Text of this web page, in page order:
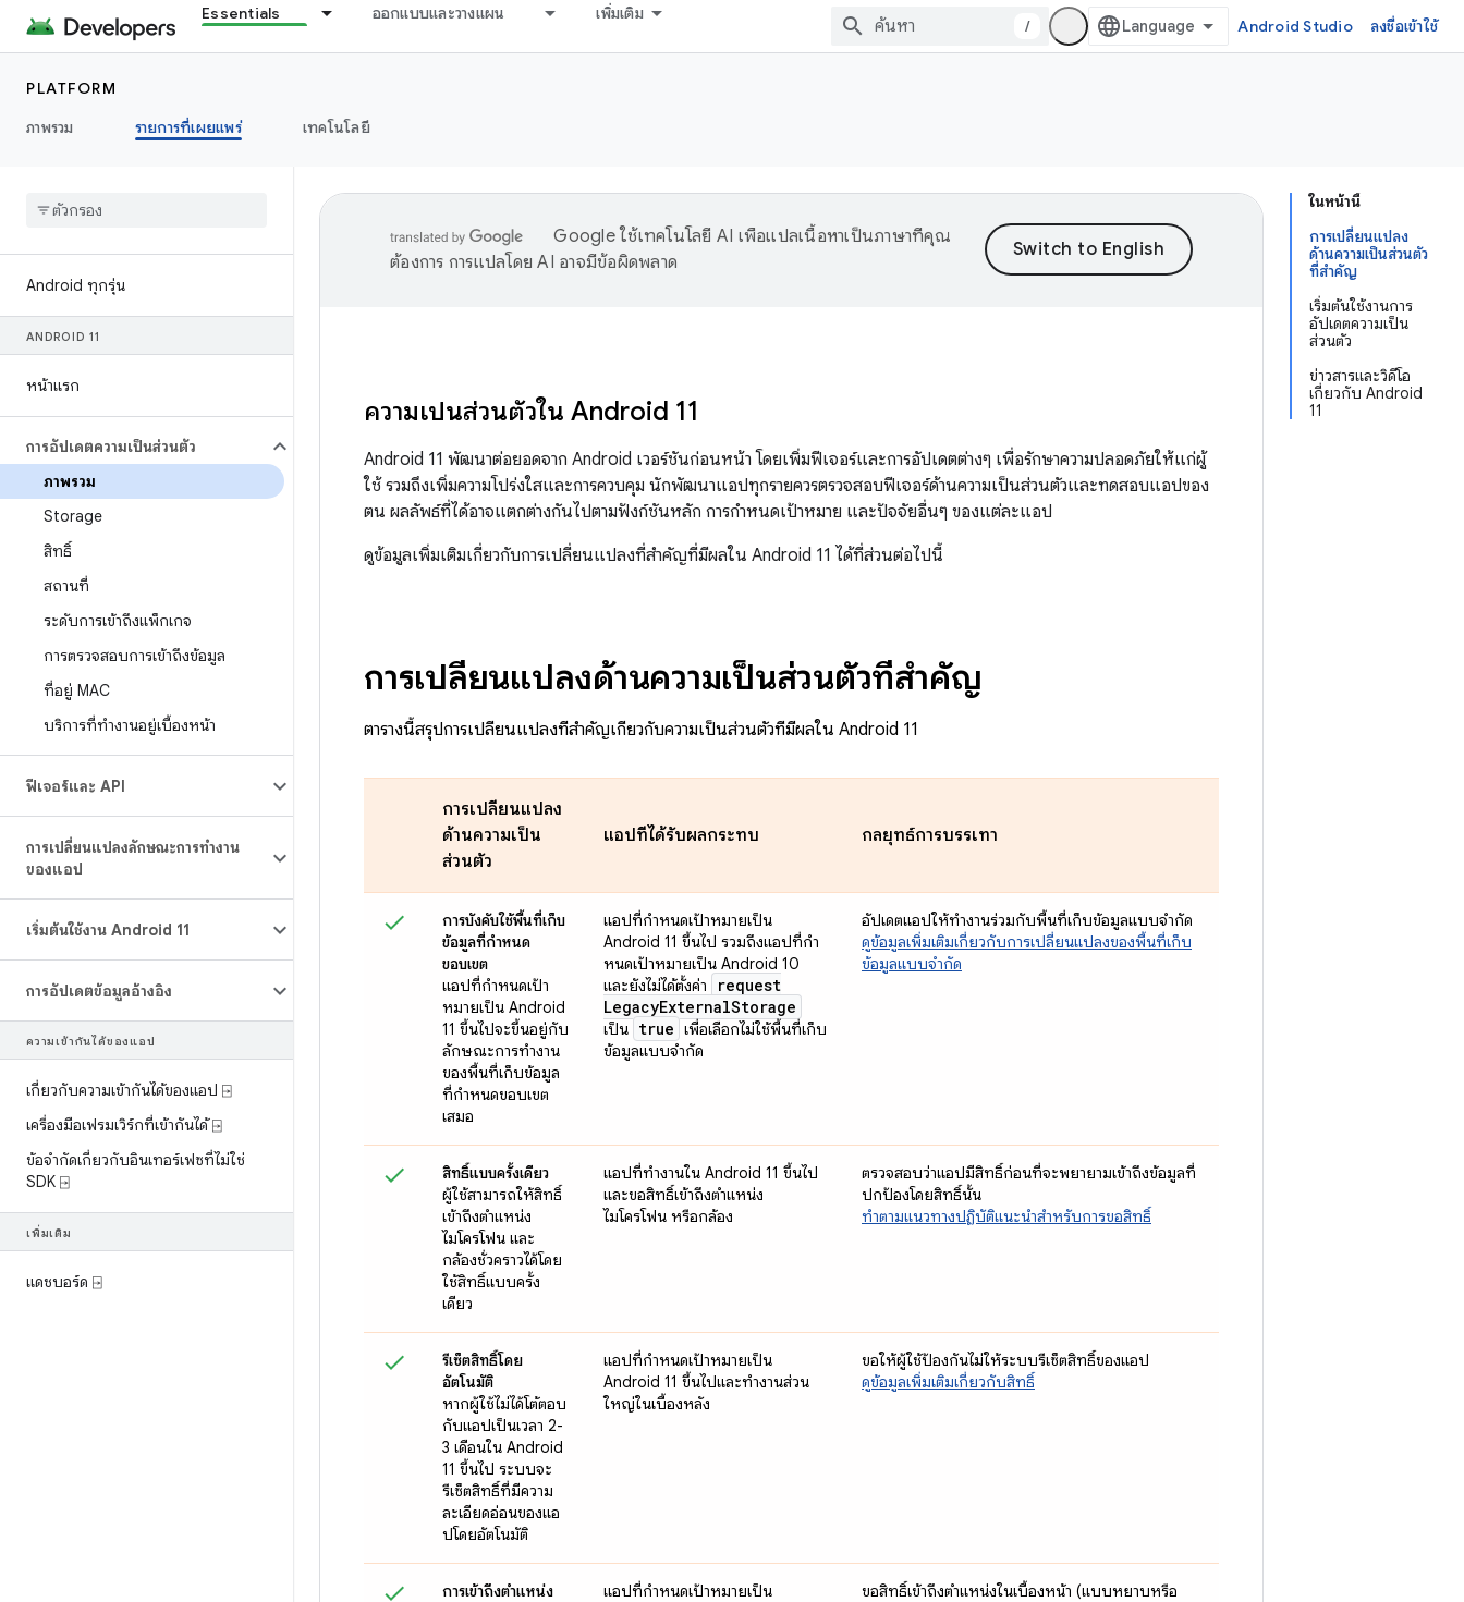
Essentials ออกแบบและวางแผน เพิ่มเติม
/ Android Studio ลงชื่อเข้าใช้
PLATFORM
ภาพรวม
รายการที่เผยแพร่ เทคโนโลยี
Android ทุกรุ่น
ANDROID 11
หน้าแรก
การอัปเดตความเป็นส่วนตัว
ภาพรวม
Storage
สิทธิ์
สถานที่
ระดับการเข้าถึงแพ็กเกจ
การตรวจสอบการเข้าถึงข้อมูล
ที่อยู่ MAC
บริการที่ทำงานอยู่เบื้องหน้า
ฟีเจอร์และ API
การเปลี่ยนแปลงลักษณะการทํางาน
ของแอป
เริ่มต้นใช้งาน Android 11
การอัปเดตข้อมูลอ้างอิง
ความเข้ากันได้ของแอป
เกี่ยวกับความเข้ากันได้ของแอป ⍈
เครื่องมือเฟรมเวิร์กที่เข้ากันได้ ⍈
ข้อจำกัดเกี่ยวกับอินเทอร์เฟซที่ไม่ใช่
SDK ⍈
เพิ่มเติม
แดชบอร์ด ⍈
ในหน้านี้
การเปลี่ยนแปลง
ด้านความเป็นส่วนตัว
ที่สำคัญ
เริ่มต้นใช้งานการ
อัปเดตความเป็น
ส่วนตัว
ข่าวสารและวิดีโอ
เกี่ยวกับ Android
11
Google ใช้เทคโนโลยี AI เพื่อแปลเนื้อหาเป็นภาษาที่คุณ
ต้องการ การแปลโดย AI อาจมีข้อผิดพลาด
ความเป็นส่วนตัวใน Android 11
Android 11 พัฒนาต่อยอดจาก Android เวอร์ชันก่อนหน้า โดยเพิ่มฟีเจอร์และการอัปเดตต่างๆ เพื่อรักษาความปลอดภัยให้แก่ผู้
ใช้ รวมถึงเพิ่มความโปร่งใสและการควบคุม นักพัฒนาแอปทุกรายควรตรวจสอบฟีเจอร์ด้านความเป็นส่วนตัวและทดสอบแอปของ
ตน ผลลัพธ์ที่ได้อาจแตกต่างกันไปตามฟังก์ชันหลัก การกำหนดเป้าหมาย และปัจจัยอื่นๆ ของแต่ละแอป
ดูข้อมูลเพิ่มเติมเกี่ยวกับการเปลี่ยนแปลงที่สำคัญที่มีผลใน Android 11 ได้ที่ส่วนต่อไปนี้
การเปลี่ยนแปลงด้านความเป็นส่วนตัวที่สำคัญ
ตารางนี้สรุปการเปลี่ยนแปลงที่สำคัญเกี่ยวกับความเป็นส่วนตัวที่มีผลใน Android 11
การเปลี่ยนแปลง
ด้านความเป็น
ส่วนตัว
แอปที่ได้รับผลกระทบ กลยุทธ์การบรรเทา
การบังคับใช้พื้นที่เก็บ
ข้อมูลที่กำหนด
ขอบเขต
แอปที่กำหนดเป้า
หมายเป็น Android
11 ขึ้นไปจะขึ้นอยู่กับ
ลักษณะการทํางาน
ของพื้นที่เก็บข้อมูล
ที่กำหนดขอบเขต
เสมอ
แอปที่กําหนดเป้าหมายเป็น
Android 11 ขึ้นไป รวมถึงแอปที่กํา
หนดเป้าหมายเป็น Android 10
และยังไม่ได้ตั้งค่า
request
LegacyExternalStorage
เป็น true เพื่อเลือกไม่ใช้พื้นที่เก็บ
ข้อมูลแบบจำกัด
อัปเดตแอปให้ทำงานร่วมกับพื้นที่เก็บข้อมูลแบบจำกัด
ดูข้อมูลเพิ่มเติมเกี่ยวกับการเปลี่ยนแปลงของพื้นที่เก็บ
ข้อมูลแบบจำกัด
สิทธิ์แบบครั้งเดียว
ผู้ใช้สามารถให้สิทธิ์
เข้าถึงตำแหน่ง
ไมโครโฟน และ
กล้องชั่วคราวได้โดย
ใช้สิทธิ์แบบครั้ง
เดียว
แอปที่ทำงานใน Android 11 ขึ้นไป
และขอสิทธิ์เข้าถึงตำแหน่ง
ไมโครโฟน หรือกล้อง
ตรวจสอบว่าแอปมีสิทธิ์ก่อนที่จะพยายามเข้าถึงข้อมูลที่
ปกป้องโดยสิทธิ์นั้น
ทําตามแนวทางปฏิบัติแนะนําสําหรับการขอสิทธิ์
รีเซ็ตสิทธิ์โดย
อัตโนมัติ
หากผู้ใช้ไม่ได้โต้ตอบ
กับแอปเป็นเวลา 2-
3 เดือนใน Android
11 ขึ้นไป ระบบจะ
รีเซ็ตสิทธิ์ที่มีความ
ละเอียดอ่อนของแอ
ปโดยอัตโนมัติ
แอปที่กําหนดเป้าหมายเป็น
Android 11 ขึ้นไปและทํางานส่วน
ใหญ่ในเบื้องหลัง
ขอให้ผู้ใช้ป้องกันไม่ให้ระบบรีเซ็ตสิทธิ์ของแอป
ดูข้อมูลเพิ่มเติมเกี่ยวกับสิทธิ์
การเข้าถึงตำแหน่ง
แอปที่กำหนดเป้าหมายเป็น
ขอสิทธิ์เข้าถึงตำแหน่งในเบื้องหน้า (แบบหยาบหรือ